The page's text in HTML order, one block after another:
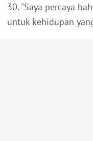
30. "Saya percaya
untuk kehidupan